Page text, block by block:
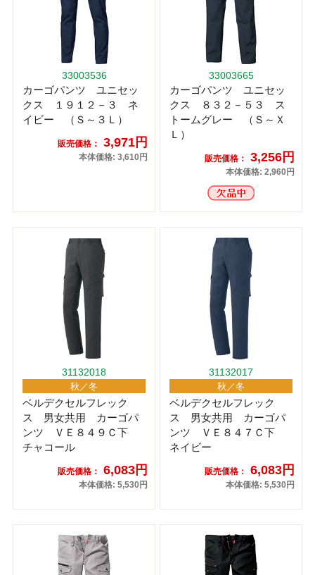
33003536
カーゴパンツ ユニセッ
クス １９１２－３ ネ
イビー （Ｓ～３Ｌ）
販売価格： 3,971円
本体価格: 3,610円
33003665
カーゴパンツ ユニセッ
クス ８３２－５３ ス
トームグレー （Ｓ～Ｘ
Ｌ）
販売価格： 3,256円
本体価格: 2,960円
31132018
秋／冬
ベルデクセルフレック
ス 男女共用 カーゴパ
ンツ ＶＥ８４９Ｃ下
チャコール
販売価格： 6,083円
本体価格: 5,530円
31132017
秋／冬
ベルデクセルフレック
ス 男女共用 カーゴパ
ンツ ＶＥ８４７Ｃ下
ネイビー
販売価格： 6,083円
本体価格: 5,530円